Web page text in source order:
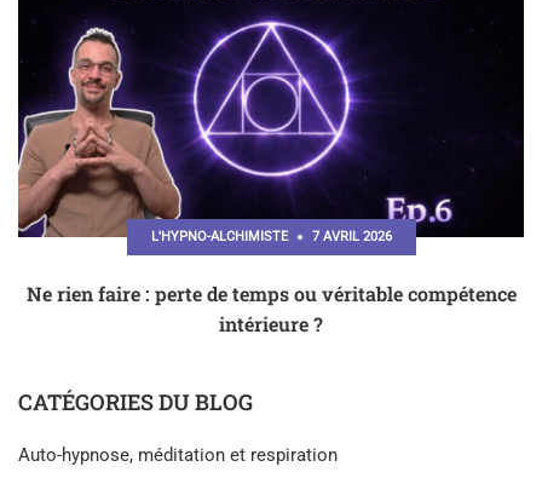
L'HYPNO-ALCHIMISTE 7 AVRIL 2026
Ne rien faire : perte de temps ou véritable compétence
intérieure ?
CATÉGORIES DU BLOG
Auto-hypnose, méditation et respiration